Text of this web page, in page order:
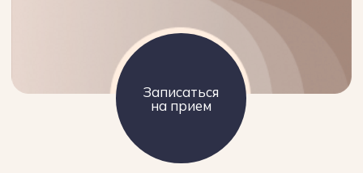
Рассматриваем человека, как единую
систему. Работаем не только с
физическим телом, но и с
эмоциональным состоянием - это
позволяет вылечить причину, а не
Комплексные решения для
физического и ментального